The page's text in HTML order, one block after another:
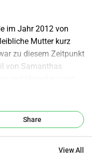
im Jahr 2012 von
Mutter kurz
zu diesem Zeitpunkt
von Samanthas
dafür entschieden,
etwa 200 Dollar
Share
View All